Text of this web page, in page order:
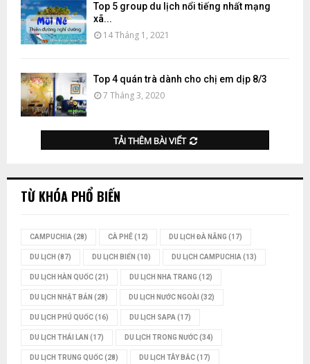
Top 5 group du lịch nổi tiếng nhất mạng
xã...
14 Tháng 1, 2021
Top 4 quán trà dành cho chị em dịp 8/3
7 Tháng 3, 2020
TẢI THÊM BÀI VIẾT
TỪ KHÓA PHỔ BIẾN
CAMPUCHIA (28) CÀ PHÊ(12) DU LỊCH ĐÀ NẴNG (17)
DU LỊCH (87) DU LỊCH BIỂN (10) DU LỊCH CAMPUCHIA (13)
DU LỊCH HÀN QUỐC(21) DU LỊCH NHA TRANG (12)
DU LỊCH NHẬT BẢN (28) DU LỊCH NƯỚC NGOÀI (32)
DU LỊCH PHÚ QUỐC(16) DU LỊCH SAPA (17)
DU LỊCH THÁI LAN (17) DU LỊCH TRONG NƯỚC(34)
DU LỊCH TRUNG QUỐC(28) DU LỊCH TÂY BẮC(17)